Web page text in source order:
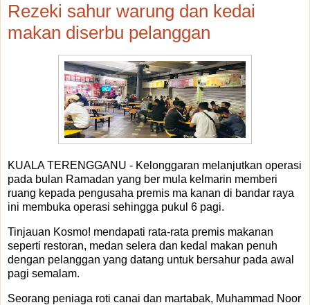
Rezeki sahur warung dan kedai
makan diserbu pelanggan
KUALA TERENGGANU - Kelonggaran melanjutkan operasi
pada bulan Ramadan yang ber mula kelmarin memberi
ruang kepada pengusaha premis ma kanan di bandar raya
ini membuka operasi sehingga pukul 6 pagi.
Tinjauan Kosmo! mendapati rata-rata premis makanan
seperti restoran, medan selera dan kedal makan penuh
dengan pelanggan yang datang untuk bersahur pada awal
pagi semalam.
Seorang peniaga roti canai dan martabak, Muhammad Noor